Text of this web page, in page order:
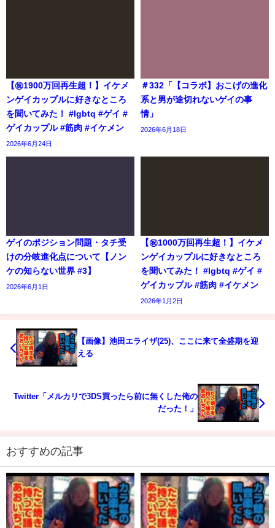
【㊗️1900万回再生超！】イケメ
ンゲイカップルに好きなところ
を聞いてみた！ #lgbtq #ゲイ #
ゲイカップル #筋肉 #イケメン
2026年6月24日
＃332「【コラボ】おこげの進化
系と男が途切れないゲイの事
情」
2026年6月18日
ゲイのポジション問題・タチ受
けの分岐進化点について【ノン
ケの知らない世界 #3】
2026年6月1日
【㊗️1000万回再生超！】イケメ
ンゲイカップルに好きなところ
を聞いてみた！ #lgbtq #ゲイ #
ゲイカップル #筋肉 #イケメン
2026年1月2日
【画像】池田エライザ(25)、ここに来て全盛期を迎
える
Twitter「メルカリで3DS買ったら前に無くした俺の
だった！」
おすすめの記事